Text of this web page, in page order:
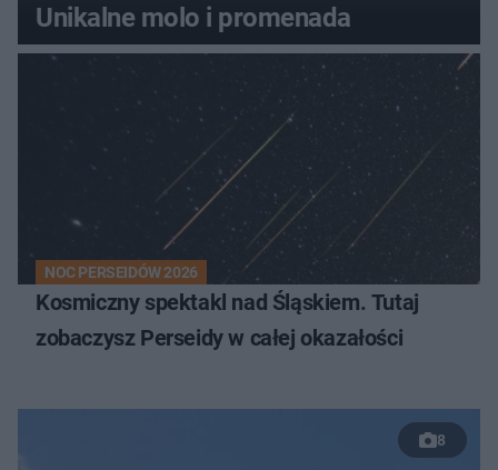
Unikalne molo i promenada
NOC PERSEIDÓW 2026
Kosmiczny spektakl nad Śląskiem. Tutaj
zobaczysz Perseidy w całej okazałości
8